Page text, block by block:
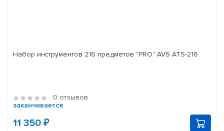
Набор инструментов 216 предметов "PRO" AVS ATS-216
0 отзывов
заканчивается
11 350 ₽